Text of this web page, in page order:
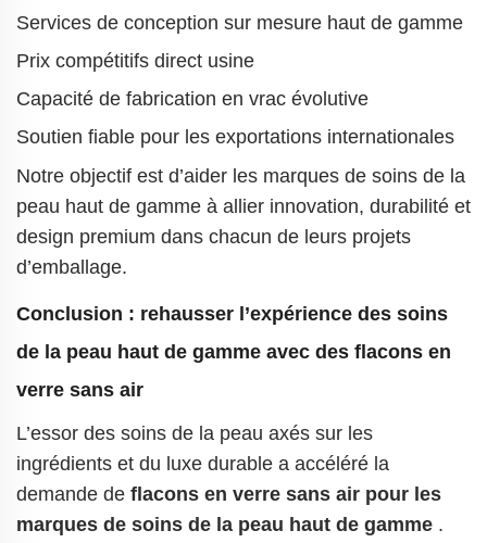
Services de conception sur mesure haut de gamme
Prix compétitifs direct usine
Capacité de fabrication en vrac évolutive
Soutien fiable pour les exportations internationales
Notre objectif est d’aider les marques de soins de la
peau haut de gamme à allier innovation, durabilité et
design premium dans chacun de leurs projets
d’emballage.
Conclusion : rehausser l’expérience des soins
de la peau haut de gamme avec des flacons en
verre sans air
L’essor des soins de la peau axés sur les
ingrédients et du luxe durable a accéléré la
demande de flacons en verre sans air pour les
marques de soins de la peau haut de gamme .